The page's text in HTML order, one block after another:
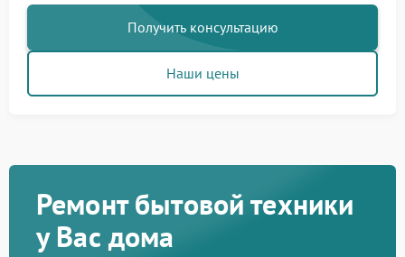
Получить консультацию
Наши цены
Ремонт бытовой техники
у Вас дома